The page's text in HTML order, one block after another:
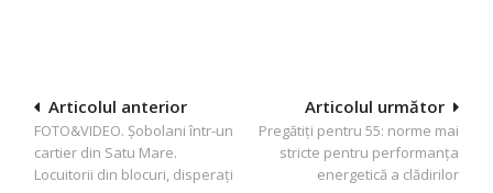
Navigare
în
articole
Articolul următor
Pregătiți pentru 55: norme mai
stricte pentru performanța
energetică a clădirilor
Articolul anterior
FOTO&VIDEO. Șobolani într-un
cartier din Satu Mare.
Locuitorii din blocuri, disperați